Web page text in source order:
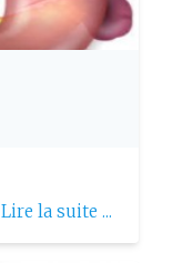
Lire la suite ...